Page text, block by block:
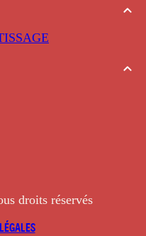
droits réservés